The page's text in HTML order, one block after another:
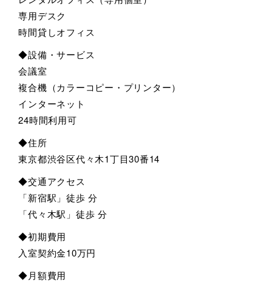
専用デスク
時間貸しオフィス
◆設備・サービス
会議室
複合機（カラーコピー・プリンター）
インターネット
24時間利用可
◆住所
東京都渋谷区代々木1丁目30番14
◆交通アクセス
「新宿駅」徒歩 分
「代々木駅」徒歩 分
◆初期費用
入室契約金10万円
◆月額費用